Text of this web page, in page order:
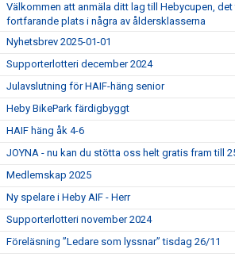
Välkommen att anmäla ditt lag till Hebycupen, det
fortfarande plats i några av åldersklasserna
Nyhetsbrev 2025-01-01
Supporterlotteri december 2024
Julavslutning för HAIF-häng senior
Heby BikePark färdigbyggt
HAIF häng åk 4-6
JOYNA - nu kan du stötta oss helt gratis fram till
Medlemskap 2025
Ny spelare i Heby AIF - Herr
Supporterlotteri november 2024
Föreläsning ”Ledare som lyssnar” tisdag 26/11